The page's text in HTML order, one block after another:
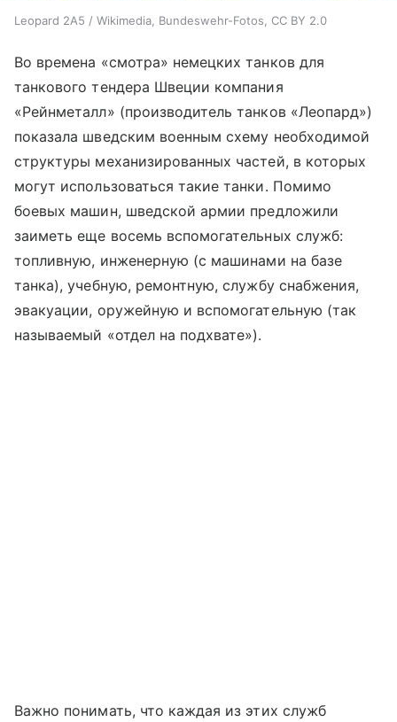
Leopard 2A5 / Wikimedia, Bundeswehr-Fotos, CC BY 2.0
Во времена «смотра» немецких танков для
танкового тендера Швеции компания
«Рейнметалл» (производитель танков «Леопард»)
показала шведским военным схему необходимой
структуры механизированных частей, в которых
могут использоваться такие танки. Помимо
боевых машин, шведской армии предложили
заиметь еще восемь вспомогательных служб:
топливную, инженерную (с машинами на базе
танка), учебную, ремонтную, службу снабжения,
эвакуации, оружейную и вспомогательную (так
называемый «отдел на подхвате»).
Важно понимать, что каждая из этих служб